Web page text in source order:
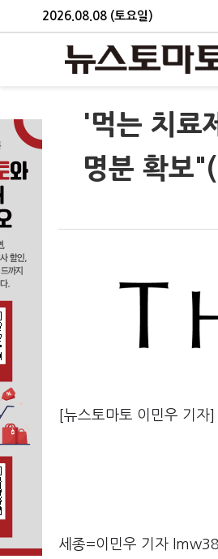
2026.08.08 (토요일)
'먹는 치
명분 확보
[뉴스토마토 이민우 기
세종=이민우 기자